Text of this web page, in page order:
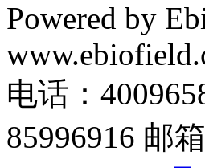
Powered by
电话：
85996916 邮